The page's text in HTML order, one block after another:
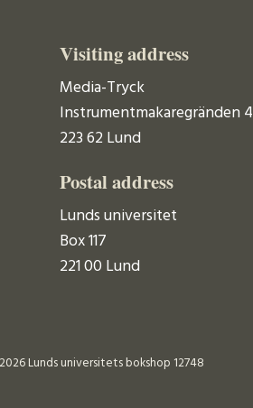
Visiting address
Media-Tryck
Instrumentmakaregränden 4
223 62 Lund
Postal address
Lunds universitet
Box 117
221 00 Lund
Lunds universitets bokshop 12748